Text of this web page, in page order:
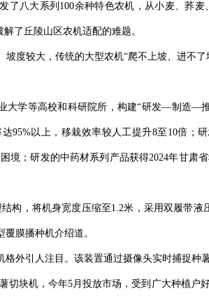
了八大系列100余种特色农机，从小麦、荞
了丘陵山区农机适配的难题。
坡度较大，传统的大型农机“爬不上坡、进不
大学等高校和科研院所，构建“研发—制造
95%以上，移栽效率较人工提升8至10倍
境；研发的中药材系列产品获得2024年甘
构，将机身宽度压缩至1.2米，采用双履带
膜播种机介绍道。
外引人注目。该装置通过摄像头实时捕捉
切块机，今年5月投放市场，受到广大种植